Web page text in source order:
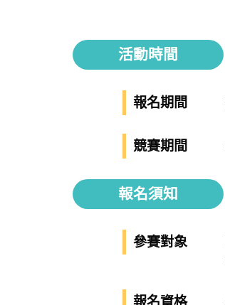
活動時間
報名期間
競賽期間
報名須知
參賽對象
報名資格